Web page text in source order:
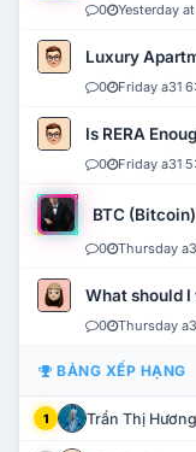
0 Yesterday
Luxury
0 Friday a31
Is RERA
0 Friday a31
BTC
0 Thursday
What should I
0 Thursday
BẢNG XẾP HẠNG
1 Trần Thị Hương